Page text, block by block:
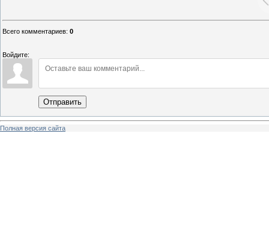
Всего комментариев: 0
Войдите:
Отправить
Полная версия сайта